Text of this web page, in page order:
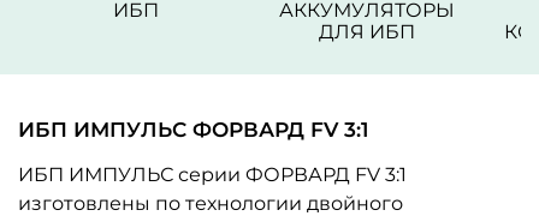
ИБП
АККУМУЛЯТОРЫ
ДЛЯ ИБП
ИБП ИМПУЛЬС ФОРВАРД FV 3:1
ИБП ИМПУЛЬС серии ФОРВАРД FV 3:1
изготовлены по технологии двойного